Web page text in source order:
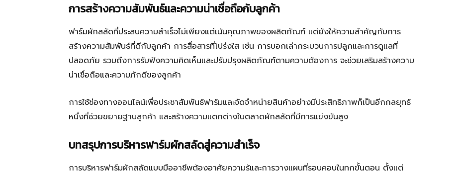
การสร้างความสัมพันธ์และความน่าเชื่อถือกับลูกค้า
ฟาร์มผักสลัดที่ประสบความสำเร็จไม่เพียงแต่เน้นคุณภาพของผลิตภัณฑ์ แต่ยังให้ความสำคัญกับการ
สร้างความสัมพันธ์ที่ดีกับลูกค้า การสื่อสารที่โปร่งใส เช่น การบอกเล่ากระบวนการปลูกและการดูแลที่
ปลอดภัย รวมถึงการรับฟังความคิดเห็นและปรับปรุงผลิตภัณฑ์ตามความต้องการ จะช่วยเสริมสร้างความ
น่าเชื่อถือและความภักดีของลูกค้า
การใช้ช่องทางออนไลน์เพื่อประชาสัมพันธ์ฟาร์มและจัดจำหน่ายสินค้าอย่างมีประสิทธิภาพก็เป็นอีกกลยุทธ์
หนึ่งที่ช่วยขยายฐานลูกค้า และสร้างความแตกต่างในตลาดผักสลัดที่มีการแข่งขันสูง
บทสรุปการบริหารฟาร์มผักสลัดสู่ความสำเร็จ
การบริหารฟาร์มผักสลัดแบบมืออาชีพต้องอาศัยความรู้และการวางแผนที่รอบคอบในทุกขั้นตอน ตั้งแต่